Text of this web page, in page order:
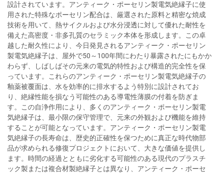
設計されています。アンティーク・ポーセリン製電気絶縁子に使
用された特殊なポーセリン配合は、厳選された原料と精密な焼成
技術を用いて、熱サイクルおよび水分浸透に対して優れた耐性を
備えた高密度・非多孔質のセラミック本体を形成します。この卓
越した耐久性により、今日発見されるアンティーク・ポーセリン
製電気絶縁子は、屋外で50～100年間にわたり暴露されたにもかか
わらず、しばしばその元来の電気的特性および構造的完全性を保
っています。これらのアンティーク・ポーセリン製電気絶縁子の
釉薬被覆面は、水を効率的に排水するよう特別に設計されてお
り、絶縁性能を損なう可能性のある導電性薄膜の付着を防ぎま
す。この自浄作用により、多くのアンティーク・ポーセリン製電
気絶縁子は、最小限の保守管理で、元来の外観および機能を維持
することが可能となっています。アンティーク・ポーセリン製電
気絶縁子の長寿命は、歴史的正確性を保つために真正な時代物部
品が求められる修復プロジェクトにおいて、大きな価値を提供し
ます。時間の経過とともに劣化する可能性のある現代のプラスチ
ック製または複合材製絶縁子とは異なり、アンティーク・ポーセ